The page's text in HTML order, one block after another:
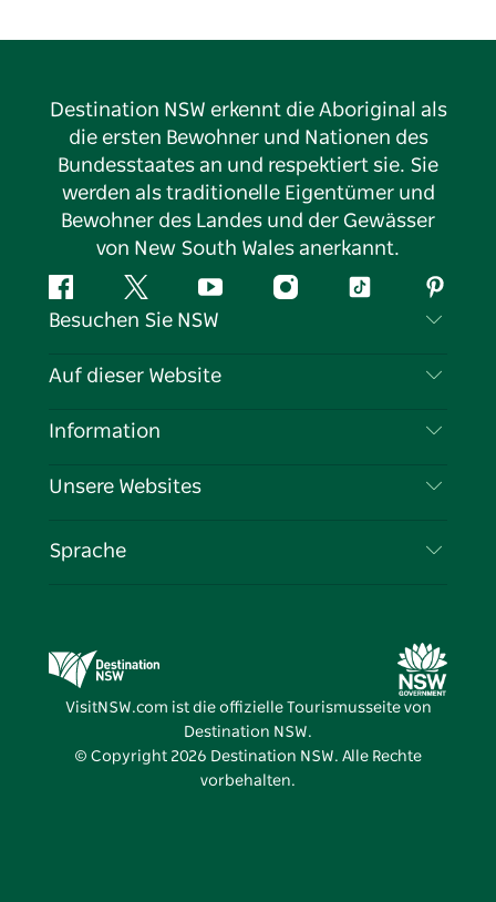
Destination NSW erkennt die Aboriginal als
die ersten Bewohner und Nationen des
Bundesstaates an und respektiert sie. Sie
werden als traditionelle Eigentümer und
Bewohner des Landes und der Gewässer
von New South Wales anerkannt.
FacebookTwitter YouTubeInstagramTikTok
Besuchen Sie NSW
Kontaktieren Sie uns
Cookie-Hinweis
Auf dieser Website
Reiseziele
Veranstaltungen
Information
Reiseinformationen
Unternehmen in NSW
Unsere Websites
Destination NSW Medienzentrum
Vivid Sydney
Sprache
VisitNSW.com ist die offizielle Tourismusseite von
Destination NSW.
© Copyright 2026 Destination NSW. Alle Rechte
vorbehalten.